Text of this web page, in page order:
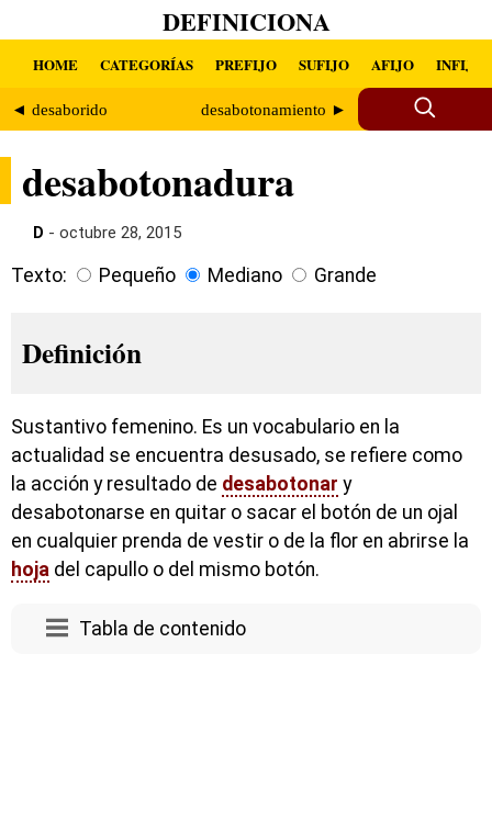
DEFINICIONA
HOME CATEGORÍAS PREFIJO SUFIJO AFIJO INFIJO
◄ desaborido desabotonamiento ►
desabotonadura
D - octubre 28, 2015
Texto: Pequeño Mediano Grande
Definición
Sustantivo femenino. Es un vocabulario en la
actualidad se encuentra desusado, se refiere como
la acción y resultado de desabotonar y
desabotonarse en quitar o sacar el botón de un ojal
en cualquier prenda de vestir o de la flor en abrirse la
hoja del capullo o del mismo botón.
Tabla de contenido